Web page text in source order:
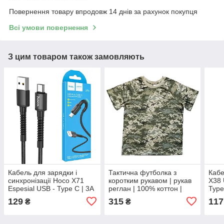
Повернення товару впродовж 14 днів за рахунок покупця
Всі умови повернення
З цим товаром також замовляють
Кабель для зарядки і
синхронізації Hoco X71
Espesial USB - Type C | 3A
129 ₴
Тактична футболка з
коротким рукавом | рукав
реглан | 100% коттон |
піксель ММ14 | M (46-48)
315₴
X38
117